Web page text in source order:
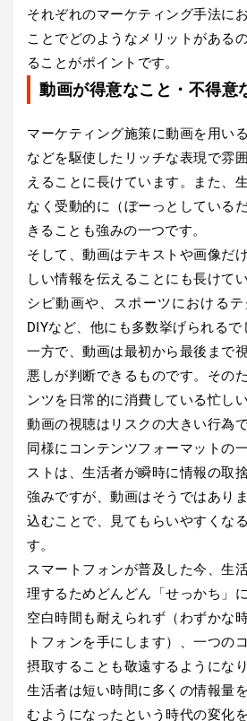
それぞれのマーケティング手法に
ことでどのようなメリットがある
ることがポイントです。
動画が得意なこと・不得意
マーケティング施策に動画を用い
などを駆使したリッチな表現で雰
えることに長けています。また、
なく受動的に（ぼーっとしている
きることも強みの一つです。
そして、動画はテキストや画像だ
しい情報を伝えることにも長けて
シピ動画や、スポーツにおけるテ
DIYなど、他にも多数挙げられるで
一方で、動画は最初から最後まで
悪しが判断できるものです。その
ンツを日常的に消費している忙し
動画の視聴はリスクの大きい行為
同様にコンテンツフォーマットの
ストは、生活者が瞬時に情報の取
強みですが、動画はそうではあり
込むことで、見てもらいやすくな
す。
スマートフォンが普及した今、生
理するためどんどん「せっかち」
空白時間も耐えられず（わずかな
トフォンを手にします）、一つの
摂取することも敬遠するようにな
生活者は短い時間に多くの情報量
むようになったという時代の変化